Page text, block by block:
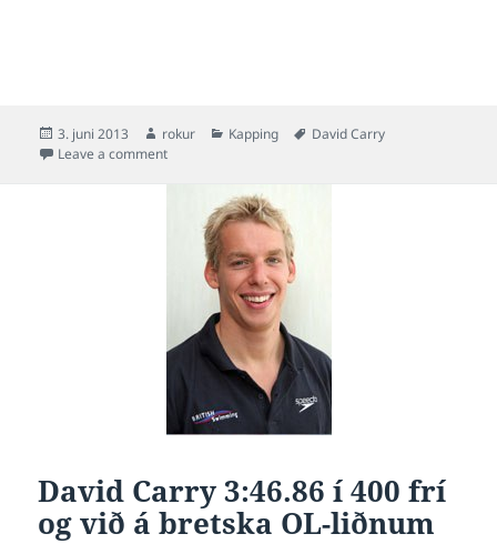
Posted
on
3. juni 2013 Author
rokur Categories
Kapping Tags
David Carry
Leave a commenton David Carry minnist aftur á Melbourne 2006
David Carry 3:46.86 í 400 frí
og við á bretska OL-liðnum